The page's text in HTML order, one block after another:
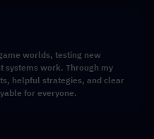
worlds, testing new
systems work. Through my
helpful strategies, and clear
for everyone.